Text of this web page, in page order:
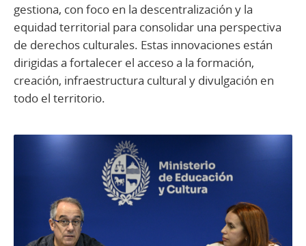
gestiona, con foco en la descentralización y la
equidad territorial para consolidar una perspectiva
de derechos culturales. Estas innovaciones están
dirigidas a fortalecer el acceso a la formación,
creación, infraestructura cultural y divulgación en
todo el territorio.